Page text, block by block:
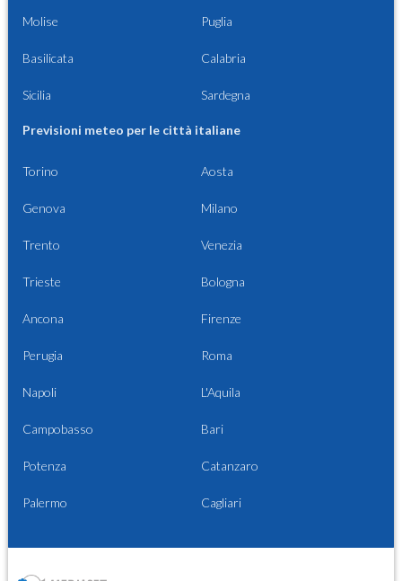
Molise Puglia
Basilicata Calabria
Sicilia Sardegna
Previsioni meteo per le città italiane
Torino Aosta
Genova Milano
Trento Venezia
Trieste Bologna
Ancona Firenze
Perugia Roma
Napoli L'Aquila
Campobasso Bari
Potenza Catanzaro
Palermo Cagliari